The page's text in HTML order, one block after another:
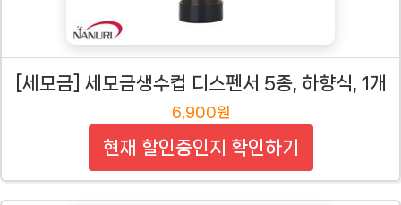
[세모금] 세모금생수컵 디스펜서 5종, 하향식, 1개
6,900원
현재 할인중인지 확인하기